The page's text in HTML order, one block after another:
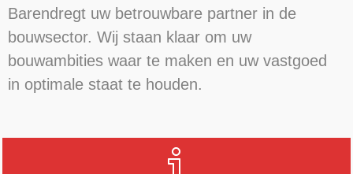
Barendregt uw betrouwbare partner in de
bouwsector. Wij staan klaar om uw
bouwambities waar te maken en uw vastgoed
in optimale staat te houden.